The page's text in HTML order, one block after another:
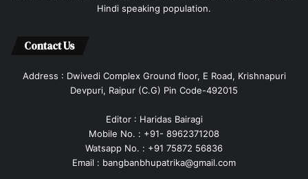
Hindi speaking population.
Contact Us
Address : Dwivedi Complex Ground floor, E Road, Krishnapuri
Devpuri, Raipur (C.G) Pin Code-492015
Editor : Haridas Bairagi
Mobile No. : +91- 8962371208
Watsapp No. : +91 75872 56836
Email : bangbanbhupatrika@gmail.com